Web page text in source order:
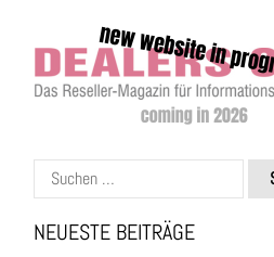
Suchen
nach:
NEUESTE BEITRÄGE